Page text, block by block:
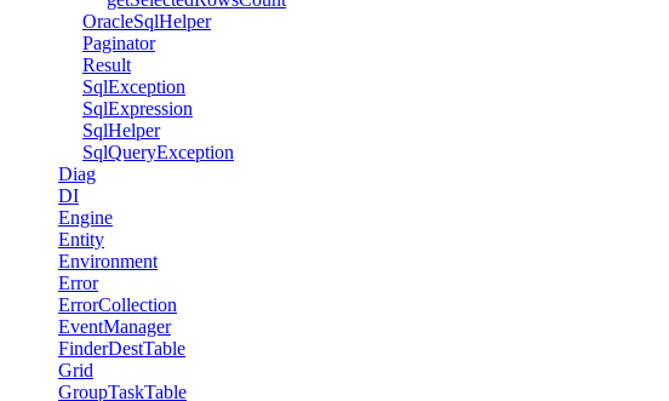
OracleSqlHelper
Paginator
Result
SqlException
SqlExpression
SqlHelper
SqlQueryException
Diag
DI
Engine
Entity
Environment
Error
ErrorCollection
EventManager
FinderDestTable
Grid
GroupTaskTable